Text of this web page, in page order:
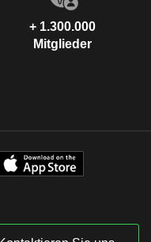
+ 1.300.000
Mitglieder